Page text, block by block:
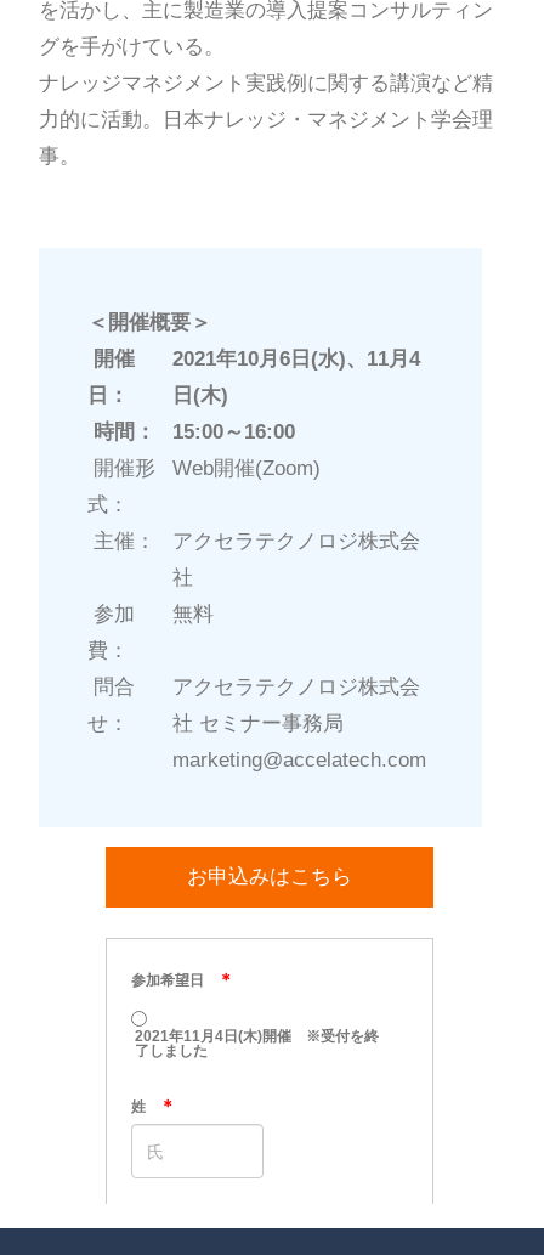
を活かし、主に製造業の導入提案コンサルティン
グを手がけている。
ナレッジマネジメント実践例に関する講演など精
力的に活動。日本ナレッジ・マネジメント学会理
事。
＜開催概要＞
開催
日：
2021年10月6日(水)、11月4
日(木)
時間：
15:00～16:00
開催形
式：
Web開催(Zoom)
主催：
アクセラテクノロジ株式会
社
参加
費：
無料
問合
せ：
アクセラテクノロジ株式会
社 セミナー事務局
marketing@accelatech.com
お申込みはこちら